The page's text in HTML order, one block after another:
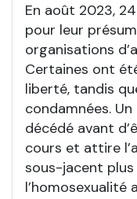
En août 2023,
pour leur
organisations
Certaines ont
liberté, tandis
condamnées.
décédé avant
cours et attire
sous-jacent
l’homosexualité